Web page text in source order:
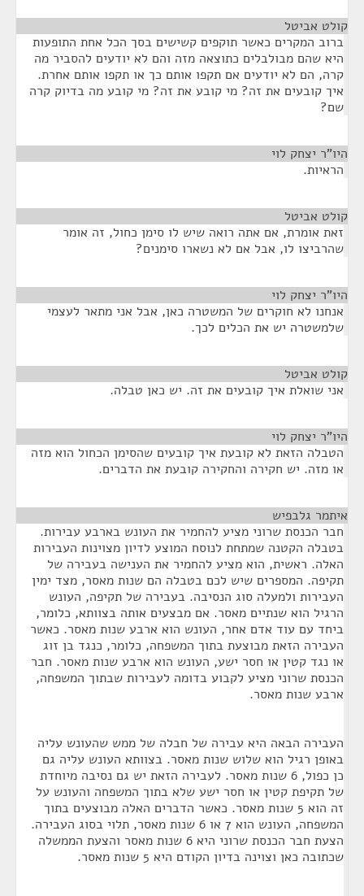
קולט אביטל
ברוב המקרים כאשר תוקפים קשישים בסך הכל אחת התופעות
היא שהם מבולבלים כתוצאה מזה והם לא יודעים להסביר מה
קרה, הם לא יודעים אם תקפו אותם כך או תקפו אותם אחרת.
איך קובעים את זה? מי קובע את זה? מי קובע מה בדיוק קרה
שם?
היו"ר יצחק לוי
הראיות.
קולט אביטל
זאת אומרת, אם אתה רואה שיש לו סימן כחול, זה אומר
שהרביצו לו, אבל אם לא נשארו סימנים?
היו"ר יצחק לוי
אנחנו לא חוקרים של המשטרה כאן, אבל אני מתאר לעצמי
שלמשטרה יש את הכלים לכך.
קולט אביטל
אני שואלת איך קובעים את זה. יש כאן טבלה.
היו"ר יצחק לוי
הטבלה הזאת לא קובעת איך קובעים שהסימן הכחול הוא מזה
או מזה. יש חקירה והחקירה קובעת את הדברים.
איתמר גלבפיש
חבר הכנסת שרוני מציע להחמיר את העונש בארבע עבירות.
בטבלה הקטנה שמתחת לנוסח המוצע לדיון מצוינות העבירות
האלה. ראשית, הוא מציע להחמיר את הענישה בעבירה של
תקיפה. המספרים שיש לכם בטבלה הם שנות מאסר, מצד ימין
העבירות ולמעלה סוג הנסיבה. בעבירה של תקיפה, העונש
הרגיל הוא שנתיים מאסר. אם מבצעים אותה בצוותא, כלומר,
ביחד עם עוד אדם אחר, העונש הוא ארבע שנות מאסר. כאשר
העבירה הזאת מבוצעת בתוך המשפחה, כלומר, כנגד בן זוג
או נגד קטין או חסר ישע, העונש הוא ארבע שנות מאסר. חבר
הכנסת שרוני מציע לקבוע בדומה לעבירות שבתוך המשפחה,
ארבע שנות מאסר.
העבירה הבאה היא עבירה של חבלה של ממש שהעונש עליה
באופן רגיל הוא שלוש שנות מאסר. בצוותא העונש עליה גם
כן כפול, 6 שנות מאסר. לעבירה הזאת יש גם נסיבה מיוחדת
של תקיפת קטין או חסר ישע שלא בתוך המשפחה והעונש על
זה הוא 5 שנות מאסר. כאשר הדברים האלה מבוצעים בתוך
המשפחה, העונש הוא 7 או 6 שנות מאסר, תלוי בסוג העבירה.
הצעת חבר הכנסת שרוני היא 6 שנות מאסר והצעת הממשלה
שכתובה כאן וצוינה בדיון הקודם היא 5 שנות מאסר.